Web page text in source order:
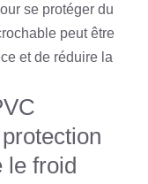
se protéger du
peut être
et de réduire la
le froid